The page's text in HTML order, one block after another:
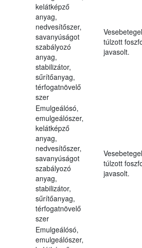
kelátképző
anyag,
nedvesítőszer,
savanyúságot
szabályozó
anyag,
stabilizátor,
sűrítőanyag,
térfogatnövelő
szer
túlzott
javasolt.
Emulgeálósó,
emulgeálószer,
kelátképző
anyag,
nedvesítőszer,
savanyúságot
szabályozó
anyag,
stabilizátor,
sűrítőanyag,
térfogatnövelő
szer
túlzott
javasolt.
Emulgeálósó,
emulgeálószer,